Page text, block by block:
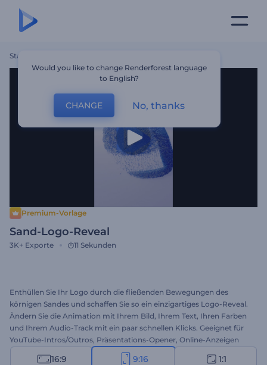
Startseite
Premium-Vorlage
Sand-Logo-Reveal
3K+ Exporte 11 Sekunden
Enthüllen Sie Ihr Logo durch die fließenden Bewegungen des
körnigen Sandes und schaffen Sie so ein einzigartiges Logo-Reveal.
Ändern Sie die Animation mit Ihrem Bild, Ihrem Text, Ihren Farben
und Ihrem Audio-Track mit ein paar schnellen Klicks. Geeignet für
YouTube-Intros/Outros, Präsentations-Opener, Online-Anzeigen
und vieles mehr. Legen Sie jetzt mit der Erstellung los!
16:9 9:16 1:1
Would you like to change Renderforest language
to English?
CHANGE No, thanks